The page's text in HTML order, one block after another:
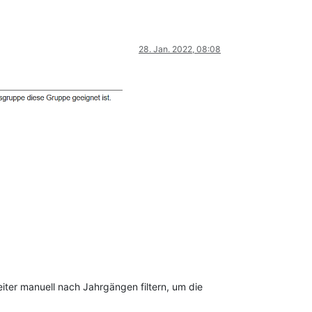
28. Jan. 2022, 08:08
manuell nach Jahrgängen filtern, um die